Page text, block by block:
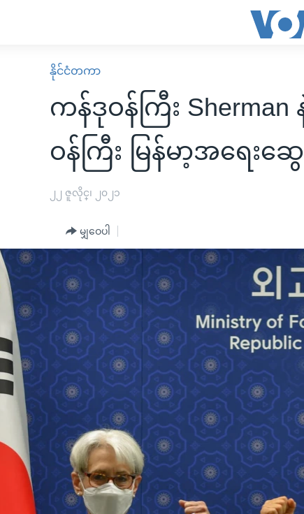
နိုင်ငံတကာ
ကန်ဒုဝန်ကြီး
ဝန်ကြီး မြန်မာ့အရေးဆွေ
၂၂ ဇူလိုင္၊ ၂၀၂၁
မျှဝေပါ